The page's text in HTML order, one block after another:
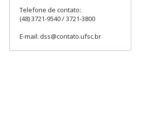
Telefone de contato:
(48) 3721-9540 / 3721-3800
E-mail: dss@contato.ufsc.br